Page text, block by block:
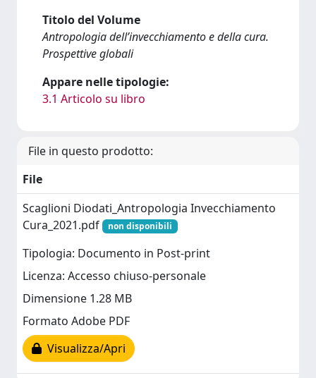
Titolo del Volume
Antropologia dell’invecchiamento e della cura.
Prospettive globali
Appare nelle tipologie:
3.1 Articolo su libro
File in questo prodotto:
File
Scaglioni Diodati_Antropologia Invecchiamento
Cura_2021.pdf
non disponibili
Tipologia: Documento in Post-print
Licenza: Accesso chiuso-personale
Dimensione 1.28 MB
Formato Adobe PDF
Visualizza/Apri